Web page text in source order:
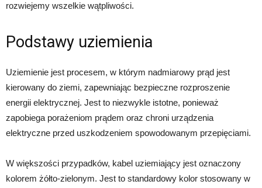
rozwiejemy wszelkie wątpliwości.
Podstawy uziemienia
Uziemienie jest procesem, w którym nadmiarowy prąd jest
kierowany do ziemi, zapewniając bezpieczne rozproszenie
energii elektrycznej. Jest to niezwykle istotne, ponieważ
zapobiega porażeniom prądem oraz chroni urządzenia
elektryczne przed uszkodzeniem spowodowanym przepięciami.
W większości przypadków, kabel uziemiający jest oznaczony
kolorem żółto-zielonym. Jest to standardowy kolor stosowany w